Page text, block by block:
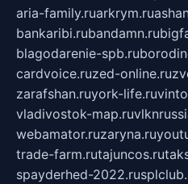
aria-family.ruarkrym.ru
bankaribi.rubandamn.ru
blagodarenie-spb.ru
cardvoice.ruzed-online.ru
zarafshan.ruyork-life.ru
vladivostok-map.ru
webamator.ruzaryna.ru
trade-farm.rutajuncos.ru
spayderhed-2022.ru